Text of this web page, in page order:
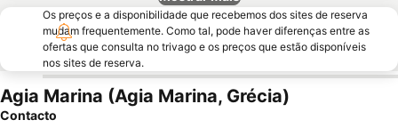
Os preços e a disponibilidade que recebemos dos sites de reserva
mudam frequentemente. Como tal, pode haver diferenças entre as
ofertas que consulta no trivago e os preços que estão disponíveis
nos sites de reserva.
Agia Marina (Agia Marina, Grécia)
Contacto